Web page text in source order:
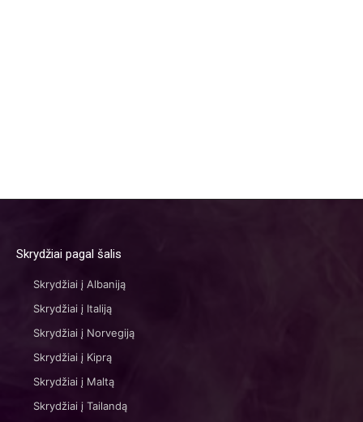
Skrydžiai pagal šalis
Skrydžiai į Albaniją
Skrydžiai į Italiją
Skrydžiai į Norvegiją
Skrydžiai į Kiprą
Skrydžiai į Maltą
Skrydžiai į Tailandą